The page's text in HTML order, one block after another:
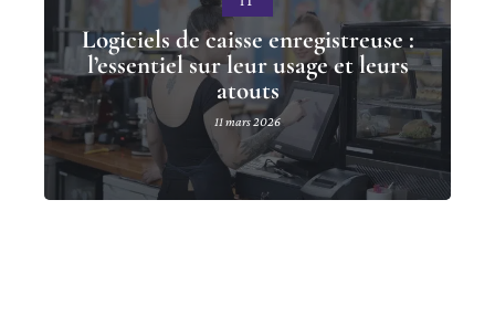
Logiciels de caisse enregistreuse :
l’essentiel sur leur usage et leurs
atouts
11 mars 2026